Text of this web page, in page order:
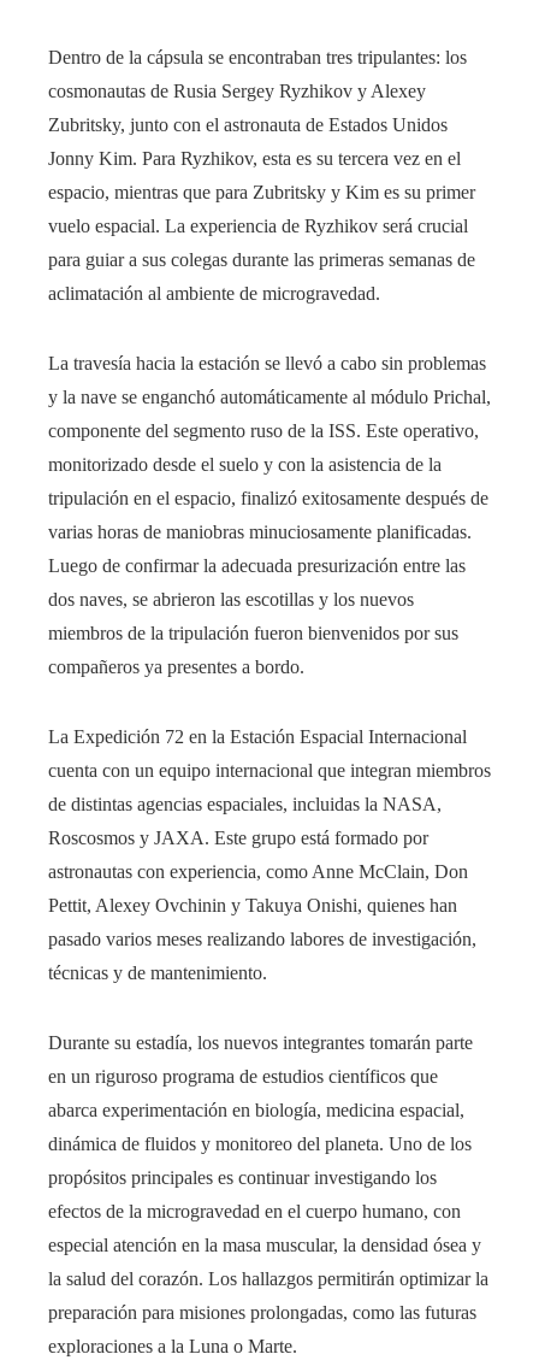
Dentro de la cápsula se encontraban tres tripulantes: los
cosmonautas de Rusia Sergey Ryzhikov y Alexey
Zubritsky, junto con el astronauta de Estados Unidos
Jonny Kim. Para Ryzhikov, esta es su tercera vez en el
espacio, mientras que para Zubritsky y Kim es su primer
vuelo espacial. La experiencia de Ryzhikov será crucial
para guiar a sus colegas durante las primeras semanas de
aclimatación al ambiente de microgravedad.
La travesía hacia la estación se llevó a cabo sin problemas
y la nave se enganchó automáticamente al módulo Prichal,
componente del segmento ruso de la ISS. Este operativo,
monitorizado desde el suelo y con la asistencia de la
tripulación en el espacio, finalizó exitosamente después de
varias horas de maniobras minuciosamente planificadas.
Luego de confirmar la adecuada presurización entre las
dos naves, se abrieron las escotillas y los nuevos
miembros de la tripulación fueron bienvenidos por sus
compañeros ya presentes a bordo.
La Expedición 72 en la Estación Espacial Internacional
cuenta con un equipo internacional que integran miembros
de distintas agencias espaciales, incluidas la NASA,
Roscosmos y JAXA. Este grupo está formado por
astronautas con experiencia, como Anne McClain, Don
Pettit, Alexey Ovchinin y Takuya Onishi, quienes han
pasado varios meses realizando labores de investigación,
técnicas y de mantenimiento.
Durante su estadía, los nuevos integrantes tomarán parte
en un riguroso programa de estudios científicos que
abarca experimentación en biología, medicina espacial,
dinámica de fluidos y monitoreo del planeta. Uno de los
propósitos principales es continuar investigando los
efectos de la microgravedad en el cuerpo humano, con
especial atención en la masa muscular, la densidad ósea y
la salud del corazón. Los hallazgos permitirán optimizar la
preparación para misiones prolongadas, como las futuras
exploraciones a la Luna o Marte.